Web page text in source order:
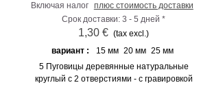
Включая налог плюс стоимость доставки
Срок доставки: 3 - 5 дней *
1,30 € (tax excl.)
вариант :
15 мм 20 мм 25 мм
5 Пуговицы деревянные натуральные
круглый с 2 ​​отверстиями - с гравировкой